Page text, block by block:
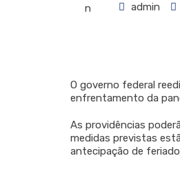
admin
O governo federal
enfrentamento da
As providências
medidas previstas
antecipação de